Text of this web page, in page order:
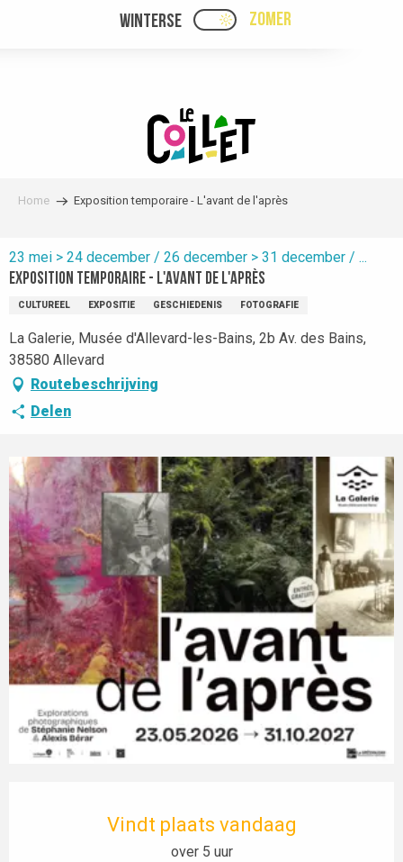
PAGE D’ACCUEIL ACTUELLE ÉTÉ :
WINTERSE PAGE D’ACCUEIL
ZOMER
Home Exposition temporaire - L'avant de l'après
23 mei > 24 december / 26 december > 31 december / ...
Exposition temporaire - L'avant de l'après
CULTUREEL EXPOSITIE GESCHIEDENIS FOTOGRAFIE
La Galerie, Musée d'Allevard-les-Bains, 2b Av. des Bains,
38580 Allevard
Routebeschrijving
Delen
Vindt plaats vandaag
over 5 uur